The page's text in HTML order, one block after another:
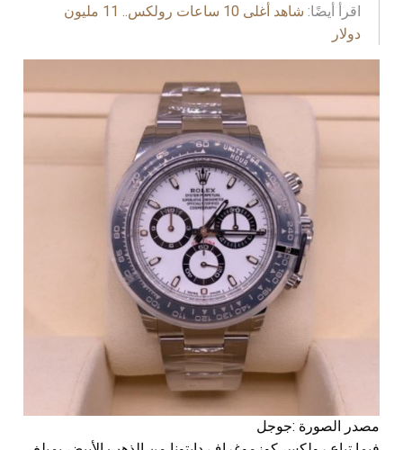
اقرأ أيضًا:
شاهد أغلى 10 ساعات رولكس.. 11 مليون
دولار
مصدر الصورة :جوجل